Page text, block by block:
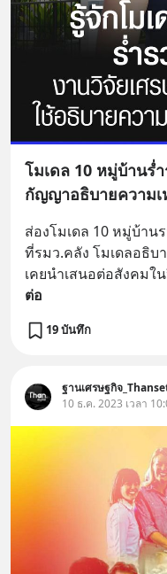
โมเดล 10 หมู่บ้านร่
กัญญาอธิบายความเ
ส่องโมเดล 10 หมู่บ้าน
ที่รมว.คลัง โมเดลอธิบ
เคยนำเสนอต่อสังคมใ
ต่อ
19 บันทึก
ฐานเศรษฐกิจ
10 ธ.ค. 2023 เวลา